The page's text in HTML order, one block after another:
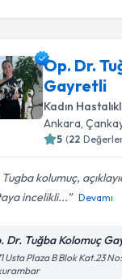
Op. Dr.
Gayretli
Kadın
Ankara ,
5 (22
kolumuç,
incelikli...
Devamı
Dr. Tuğba Kolomuç
Usta Plaza B Blok Kat.23